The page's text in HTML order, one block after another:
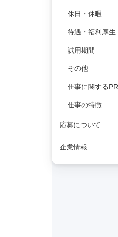
休日・休暇
待遇・福利厚生
試用期間
その他
仕事に関するPR
仕事の特徴
応募について
企業情報